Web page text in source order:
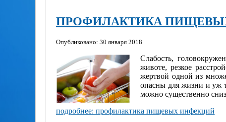
ПРОФИЛАКТИКА
Опубликовано: 30 января 2018
Слабость,
животе, резкое
жертвой одной из
опасны для жизни и уж
можно существенно
подробнее: профилактика пищевых инфекций